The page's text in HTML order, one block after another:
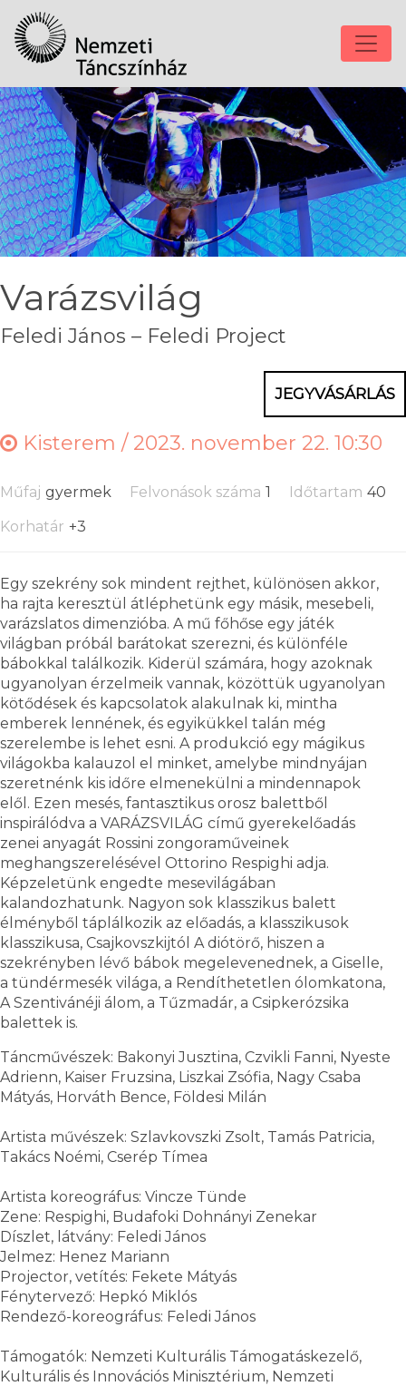
Varázsvilág
Feledi János – Feledi Project
JEGYVÁSÁRLÁS
Kisterem /2023. november 22. 10:30
Műfaj gyermek Felvonások száma 1 Időtartam 40
Korhatár +3
Egy szekrény sok mindent rejthet, különösen akkor,
ha rajta keresztül átléphetünk egy másik, mesebeli,
varázslatos dimenzióba. A mű főhőse egy játék
világban próbál barátokat szerezni, és különféle
bábokkal találkozik. Kiderül számára, hogy azoknak
ugyanolyan érzelmeik vannak, közöttük ugyanolyan
kötődések és kapcsolatok alakulnak ki, mintha
emberek lennének, és egyikükkel talán még
szerelembe is lehet esni. A produkció egy mágikus
világokba kalauzol el minket, amelybe mindnyájan
szeretnénk kis időre elmenekülni a mindennapok
elől. Ezen mesés, fantasztikus orosz balettből
inspirálódva a VARÁZSVILÁG című gyerekelőadás
zenei anyagát Rossini zongoraműveinek
meghangszerelésével Ottorino Respighi adja.
Képzeletünk engedte mesevilágában
kalandozhatunk. Nagyon sok klasszikus balett
élményből táplálkozik az előadás, a klasszikusok
klasszikusa, Csajkovszkijtól A diótörő, hiszen a
szekrényben lévő bábok megelevenednek, a Giselle,
a tündérmesék világa, a Rendíthetetlen ólomkatona,
A Szentivánéji álom, a Tűzmadár, a Csipkerózsika
balettek is.
Táncművészek: Bakonyi Jusztina, Czvikli Fanni, Nyeste
Adrienn, Kaiser Fruzsina, Liszkai Zsófia, Nagy Csaba
Mátyás, Horváth Bence, Földesi Milán
Artista művészek: Szlavkovszki Zsolt, Tamás Patricia,
Takács Noémi, Cserép Tímea
Artista koreográfus: Vincze Tünde
Zene: Respighi, Budafoki Dohnányi Zenekar
Díszlet, látvány: Feledi János
Jelmez: Henez Mariann
Projector, vetítés: Fekete Mátyás
Fénytervező: Hepkó Miklós
Rendező-koreográfus: Feledi János
Támogatók: Nemzeti Kulturális Támogatáskezelő,
Kulturális és Innovációs Minisztérium, Nemzeti